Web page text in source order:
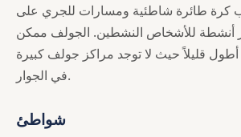
كرة طائرة شاطئية ومسارات للجري على
أنشطة للأشخاص النشطين. الجولف ممكن
قليلاً حيث لا توجد مراكز جولف كبيرة
في الجوار.
شواطئ